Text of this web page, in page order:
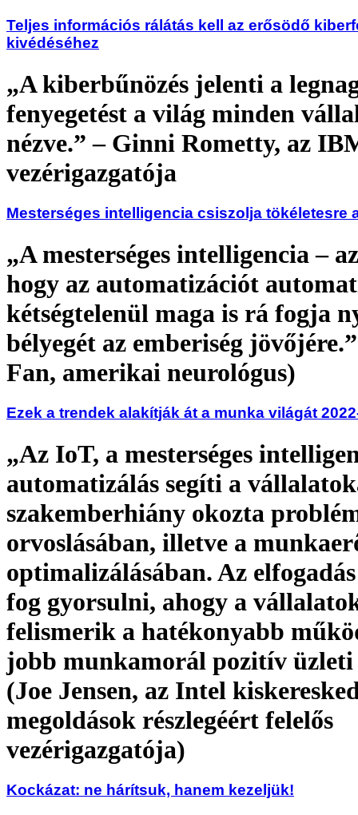
Teljes információs rálátás kell az erősödő
kivédéséhez
„A kiberbűnözés jelenti a
fenyegetést a világ minden
nézve.” – Ginni Rometty, az
vezérigazgatója
Mesterséges intelligencia csiszolja tökéletesre
„A mesterséges intelligencia –
hogy az automatizációt
kétségtelenül maga is rá fogja
bélyegét az emberiség
Fan, amerikai neurológus)
Ezek a trendek alakítják át a munka világát
„Az IoT, a mesterséges
automatizálás segíti a
szakemberhiány okozta
orvoslásában, illetve a
optimalizálásában. Az
fog gyorsulni, ahogy a
felismerik a hatékonyabb
jobb munkamorál pozitív üzleti
(Joe Jensen, az Intel
megoldások részlegéért felelős
vezérigazgatója)
Kockázat: ne hárítsuk, hanem kezeljük!